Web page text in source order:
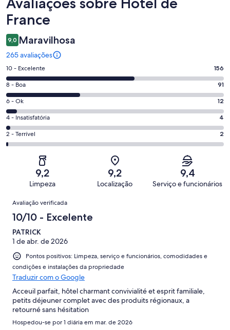
France
9,0 Maravilhosa
265 avaliações
Nota
10
-
Excelente.
156
de
265
avaliações
10 - Excelente 156
Nota
8
-
Boa.
91
de
avaliações
8 - Boa 91
Nota
6
-
Ok.
12
avaliações
6 - Ok 12
Nota
4
-
4 - Insatisfatória 4
Nota
2
265
2 - Terrível 2
9,2
Limpeza
9,2
Localização
9,4
Serviço e funcionários
Avaliações
Avaliação verificada
10/10 - Excelente
PATRICK
1 de abr. de 2026
Pontos positivos: Limpeza, serviço e funcionários, comodidades e
condições e instalações da propriedade
Traduzir com o Google
Acceuil parfait, hôtel charmant convivialité et esprit familiale,
petits déjeuner complet avec des produits régionaux, a
retourné sans hésitation
Hospedou-se por 1 diária em mar. de 2026